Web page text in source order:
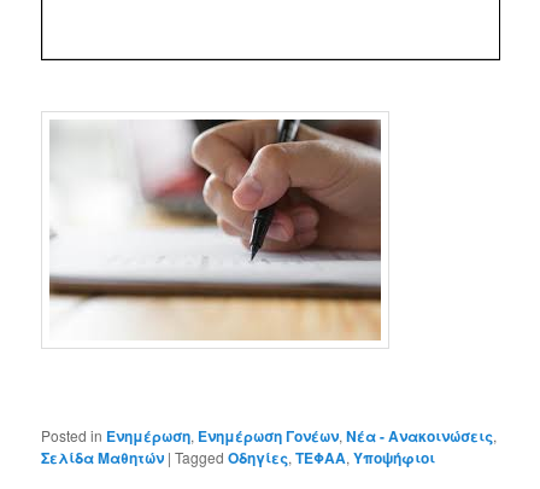
Posted in Ενημέρωση, Ενημέρωση Γονέων,Νέα - Ανακοινώσεις,
Σελίδα Μαθητών |Tagged Οδηγίες,ΤΕΦΑΑ,Υποψήφιοι